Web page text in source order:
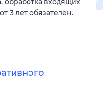
обработка входящих
3 лет обязателен.